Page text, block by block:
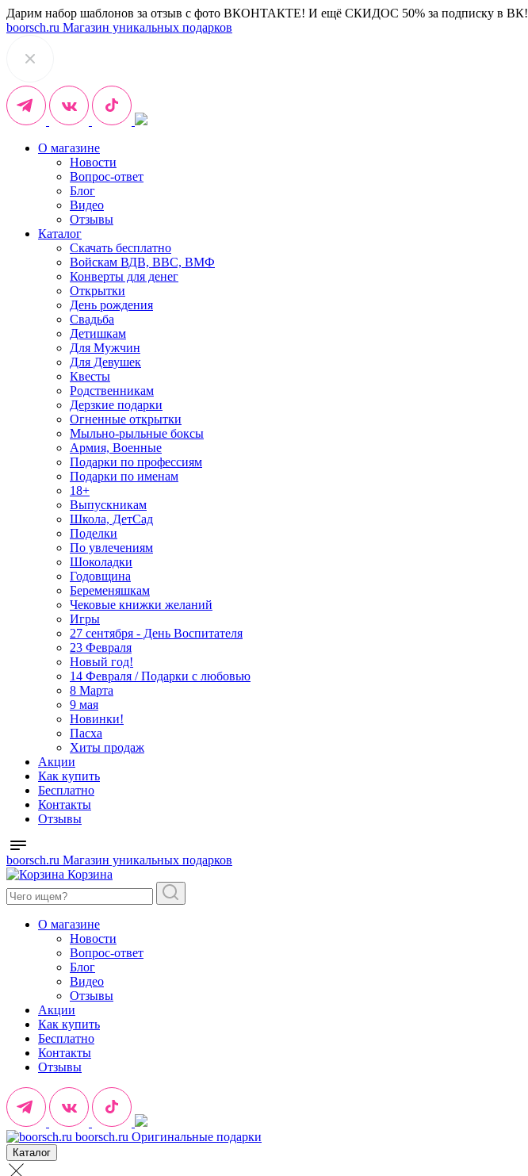
Дарим набор шаблонов за отзыв с фото ВКОНТАКТЕ! И ещё СКИДОС 50% за подписку в ВК!
boorsch.ru Магазин уникальных подарков
О магазине
Новости
Вопрос-ответ
Блог
Видео
Отзывы
Каталог
Скачать бесплатно
Войскам ВДВ, ВВС, ВМФ
Конверты для денег
Открытки
День рождения
Свадьба
Детишкам
Для Мужчин
Для Девушек
Квесты
Родственникам
Дерзкие подарки
Огненные открытки
Мыльно-рыльные боксы
Армия, Военные
Подарки по профессиям
Подарки по именам
18+
Выпускникам
Школа, ДетСад
Поделки
По увлечениям
Шоколадки
Годовщина
Беременяшкам
Чековые книжки желаний
Игры
27 сентября - День Воспитателя
23 Февраля
Новый год!
14 Февраля / Подарки с любовью
8 Марта
9 мая
Новинки!
Пасха
Хиты продаж
Акции
Как купить
Бесплатно
Контакты
Отзывы
boorsch.ru Магазин уникальных подарков
Корзина
О магазине
Новости
Вопрос-ответ
Блог
Видео
Отзывы
Акции
Как купить
Бесплатно
Контакты
Отзывы
boorsch.ru Оригинальные подарки
Каталог